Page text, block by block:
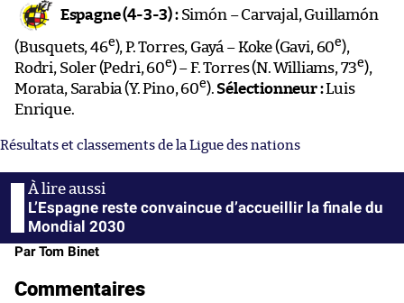
Espagne (4-3-3) :Simón – Carvajal, Guillamón
(Busquets, 46e), P. Torres, Gayá – Koke (Gavi, 60e),
Rodri, Soler (Pedri, 60e) – F. Torres (N. Williams, 73e),
Morata, Sarabia (Y. Pino, 60e). Sélectionneur :Luis
Enrique.
Résultats et classements de la Ligue des nations
L’Espagne reste convaincue d’accueillir la finale du
Mondial 2030
Par Tom Binet
Commentaires